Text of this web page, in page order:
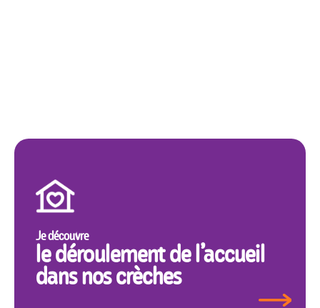
Je découvre
le déroulement de l’accueil
dans nos crèches